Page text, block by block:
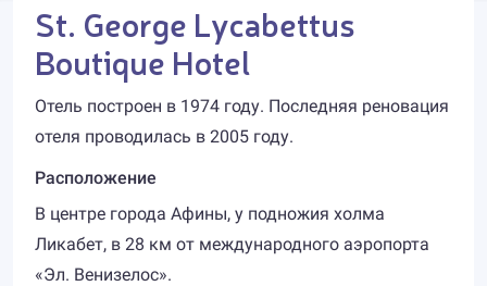
St. George Lycabettus
Boutique Hotel
Отель построен в 1974 году. Последняя реновация
отеля проводилась в 2005 году.
Расположение
В центре города Афины, у подножия холма
Ликабет, в 28 км от международного аэропорта
«Эл. Венизелос».